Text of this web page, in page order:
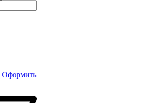
Оформить